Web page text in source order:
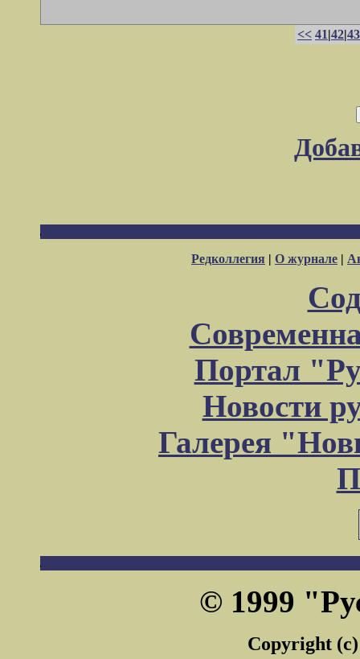
<< 41|42|43
Редколлегия | О журнале |
Портал
Новости
Галерея
© 1999
Copyright